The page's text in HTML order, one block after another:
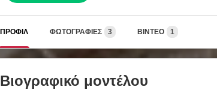
ΠΡΟΦΊΛ ΦΩΤΟΓΡΑΦΊΕΣ 3 ΒΊΝΤΕΟ 1
Βιογραφικό μοντέλου